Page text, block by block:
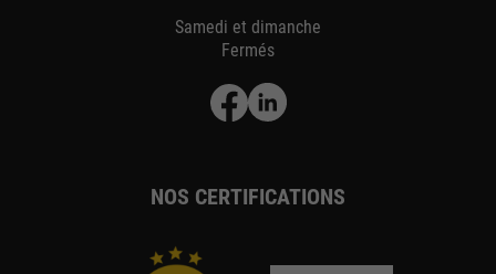
Samedi et dimanche
Fermés
NOS CERTIFICATIONS